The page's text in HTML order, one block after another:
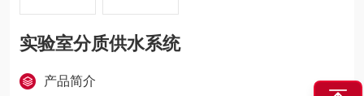
实验室分质供水系统
产品简介